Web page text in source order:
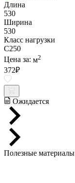
Длина
530
Ширина
530
Класс нагрузки
C250
Цена за: м2
372₽
Ожидается
Полезные материалы